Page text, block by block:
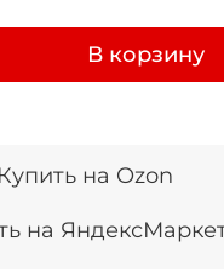
В корзину
Купить на Ozon
на